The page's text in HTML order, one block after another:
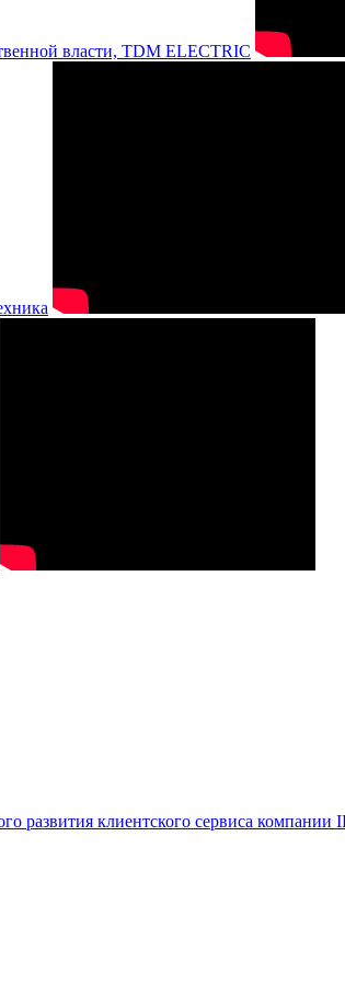
власти, TDM ELECTRIC
развития клиентского сервиса компании